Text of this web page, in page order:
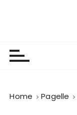
Home Pagelle